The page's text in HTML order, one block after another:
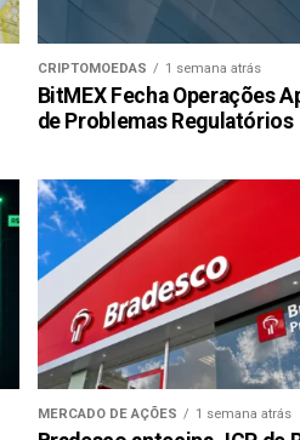
CRIPTOMOEDAS 1 semana atrás
BitMEX Fecha Operações
de Problemas Regulatórios
MERCADO DE AÇÕES 1 semana atrás